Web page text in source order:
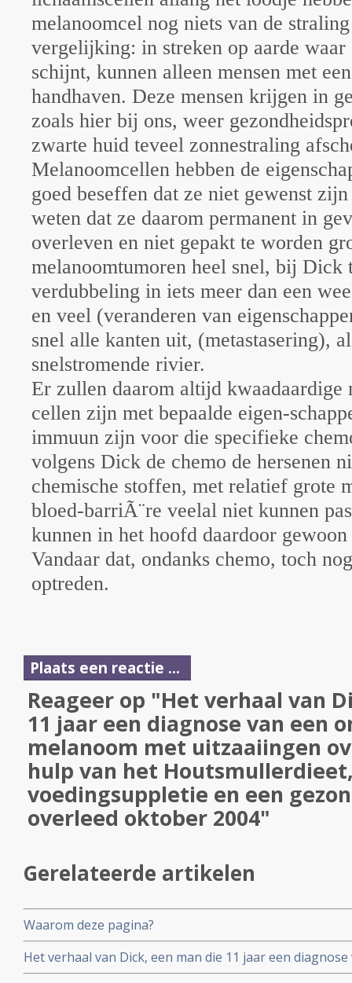
melanoomcel nog niets van de
vergelijking: in streken op aarde
schijnt, kunnen alleen mensen met
handhaven. Deze mensen krijgen in
zoals hier bij ons, weer
zwarte huid teveel zonnestraling
Melanoomcellen hebben de
goed beseffen dat ze niet gewenst
weten dat ze daarom permanent in
overleven en niet gepakt te worden
melanoomtumoren heel snel, bij Dick
verdubbeling in iets meer dan een
en veel (veranderen van
snel alle kanten uit, (metastasering),
snelstromende rivier.
Er zullen daarom altijd kwaadaardige
cellen zijn met bepaalde eigen-
immuun zijn voor die specifieke
volgens Dick de chemo de hersenen
chemische stoffen, met relatief grote
bloed-barriÃ¨re veelal niet kunnen
kunnen in het hoofd daardoor
Vandaar dat, ondanks chemo, toch
optreden.
Plaats een reactie ...
Reageer op "Het verhaal van
11 jaar een diagnose van een
melanoom met uitzaaiingen
hulp van het
voedingsuppletie en een
overleed oktober 2004"
Gerelateerde artikelen
Waarom deze pagina?
Het verhaal van Dick, een man die 11 jaar een
melanoom met uitzaaiingen overleefde met hulp van